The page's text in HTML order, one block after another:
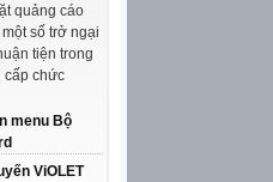
quảng cáo
số trở ngại
tiện trong
cấp chức
menu Bộ
ViOLET